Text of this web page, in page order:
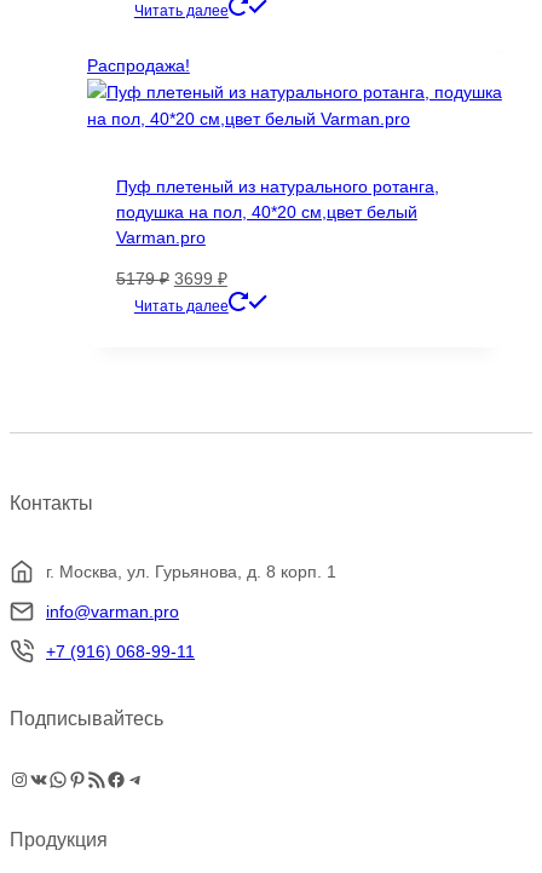
Читать далее
несколько
вариаций.
выбрать
на
Распродажа!
Пуф плетеный из натурального ротанга,
подушка на пол, 40*20 см,цвет белый
Varman.pro
5179₽ Первоначальная
цена
3699 ₽Текущая
цена:
Читать далее
Контакты
г. Москва, ул. Гурьянова, д. 8 корп. 1
info@varman.pro
+7 (916) 068-99-11
Подписывайтесь
Instagram
ВКонтакте
WhatsApp
Pinterest
RSS-рассылка
Facebook
Telegram
Продукция